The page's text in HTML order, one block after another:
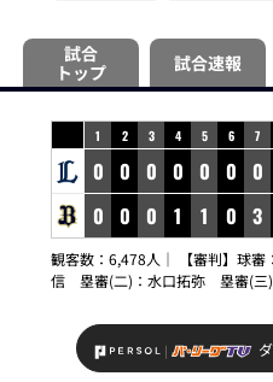
試合
トップ
試合速報
1 2 3 4 5 6 7
0 0 0 0 0 0 0
0 0 0 1 1 0 3
観客数：6,478人｜ 【審判】球
信 塁審(二)：水口拓弥 塁審(三)